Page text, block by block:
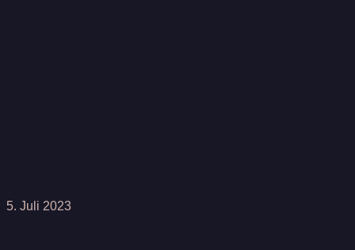
5. Juli 2023